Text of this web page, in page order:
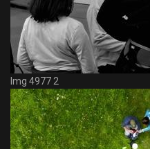
Img 4977 2